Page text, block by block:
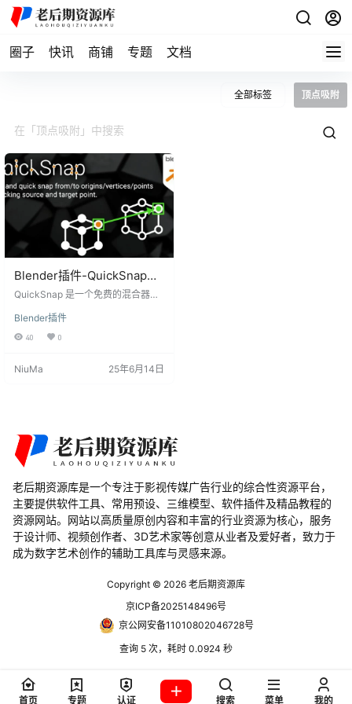
圈子 快讯 商铺 专题 文档
全部标签 顶点吸附
Blender插件-QuickSnap
v1.2.5对象/顶点/原点捕捉/对
QuickSnap 是一个免费的混合器插
速将对象/顶点/点捕捉到对象原点/
顶点/点，类似于 Maya/3Dsmax 中
to quickly snap objects/vertices/p
Blender插件
40 0
NiuMa 25年6月14日
老后期资源库是一个专注于影视传媒广告行业的综合性资源平台，
主要提供软件工具、常用预设、三维模型、软件插件及精品教程的
资源网站。网站以高质量原创内容和丰富的行业资源为核心，服务
于设计师、视频创作者、3D艺术家等创意从业者及爱好者，致力于
成为数字艺术创作的辅助工具库与灵感来源。
Copyright © 2026 老后期资源库
京ICP备2025148496号
京公网安备11010802046728号
查询 5 次，耗时 0.0924 秒
首页 专题 认证 搜索 菜单 我的